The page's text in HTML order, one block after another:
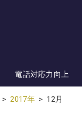
電話対応力向上
2017年 12月